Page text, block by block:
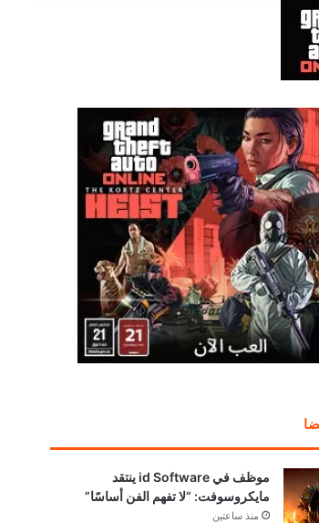
موظف في id Software ينتقد
مايكروسوفت: “لا تفهم الفن أساسًا”
منذ ساعتين